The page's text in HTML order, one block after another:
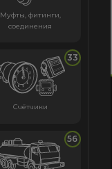
Муфты, фитинги,
соединения
Счётчики
33
56